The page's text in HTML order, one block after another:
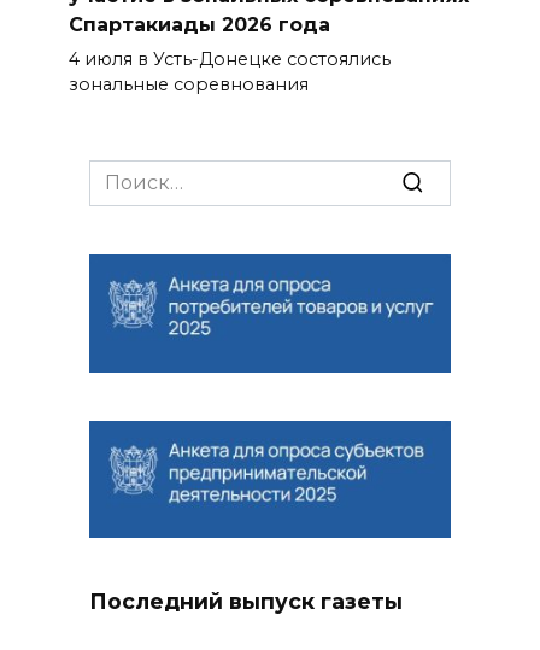
Спартакиады 2026 года
4 июля в Усть-Донецке состоялись
зональные соревнования
Search
for:
Последний выпуск газеты